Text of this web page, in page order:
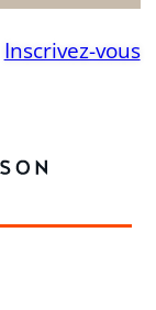
Inscrivez-vous